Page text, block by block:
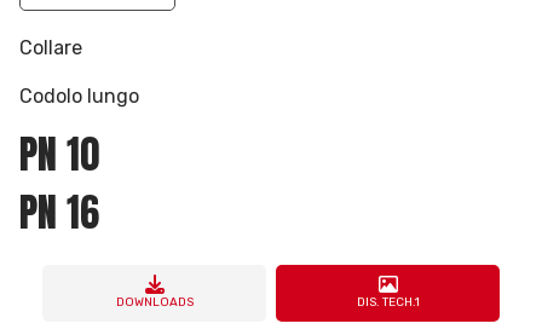
Collare
Codolo lungo
PN 10
PN 16
DOWNLOADS DIS. TECH.1